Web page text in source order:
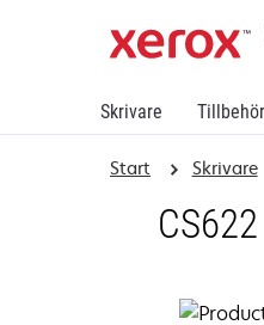
Skrivare
Start Skrivare